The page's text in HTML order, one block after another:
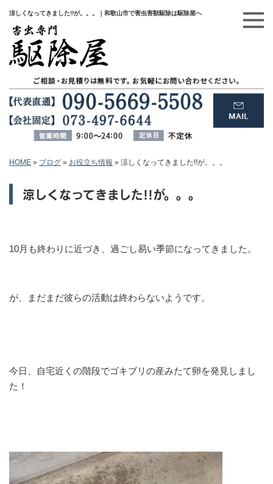
涼しくなってきました!!が。。。｜和歌山市で害虫害獣駆除は駆除屋へ
HOME » ブログ » お役立ち情報 » 涼しくなってきました!!が。。。
涼しくなってきました!!が。。。
10月も終わりに近づき、過ごし易い季節になってきました。
が、まだまだ彼らの活動は終わらないようです。
今日、自宅近くの階段でゴキブリの産みたて卵を発見しまし
た！